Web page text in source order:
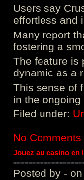
Users say
effortless and
Many report
fostering a
The feature is
dynamic as a
This sense of
in the ongoing
Filed under:
No Comments
Jouez au casino en
Posted by - on